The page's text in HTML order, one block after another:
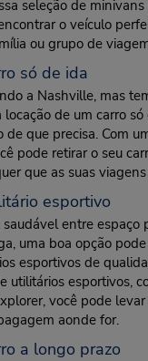
seleção de
o veículo
ou grupo de
só de ida
a Nashville, mas
de um carro
que precisa. Com
pode retirar o seu
que as suas
esportivo
entre espaço
uma boa opção
esportivos de
utilitários esportivos,
você pode
aonde for.
a longo prazo